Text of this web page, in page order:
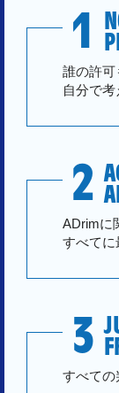
1
誰の許可
自分で考
2
ADrimに
すべてに
3
すべての